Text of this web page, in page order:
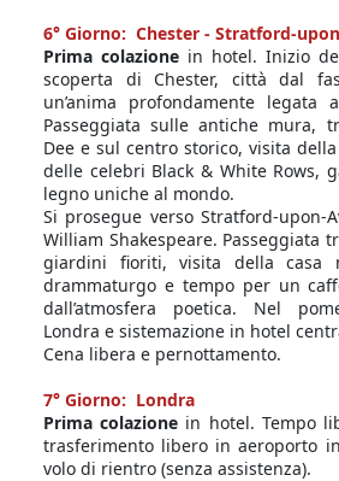
6° Giorno: Chester - Stratford-
Prima colazione in hotel. Inizio
scoperta di Chester, città dal
un’anima profondamente legata
Passeggiata sulle antiche mura,
Dee e sul centro storico, visita
delle celebri Black & White Rows,
legno uniche al mondo.
Si prosegue verso Stratford-upon-
William Shakespeare. Passeggiata
giardini fioriti, visita della casa
drammaturgo e tempo per un
dall’atmosfera poetica. Nel
Londra e sistemazione in hotel
Cena libera e pernottamento.
7° Giorno: Londra
Prima colazione in hotel. Tempo
trasferimento libero in aeroporto
volo di rientro (senza assistenza).